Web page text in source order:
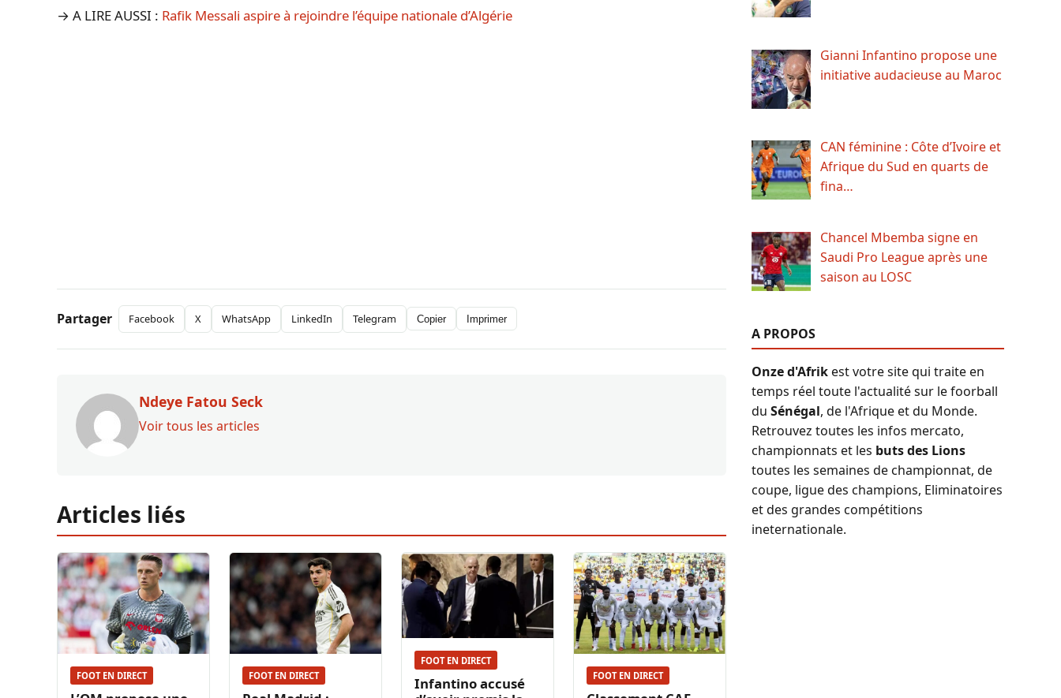
→ A LIRE AUSSI : Rafik Messali aspire à rejoindre l’équipe nationale d’Algérie
Partager Facebook X WhatsApp LinkedIn Telegram Copier Imprimer
Ndeye Fatou Seck
Voir tous les articles
Articles liés
FOOT EN DIRECT FOOT EN DIRECT
FOOT EN DIRECT
Infantino accusé
FOOT EN DIRECT
Gianni Infantino propose une
initiative audacieuse au Maroc
CAN féminine : Côte d’Ivoire et
Afrique du Sud en quarts de
fina…
Chancel Mbemba signe en
Saudi Pro League après une
saison au LOSC
A PROPOS
Onze d'Afrikest votre site qui traite en
temps réel toute l'actualité sur le foorball
du Sénégal, de l'Afrique et du Monde.
Retrouvez toutes les infos mercato,
championnats et les buts des Lions
toutes les semaines de championnat, de
coupe, ligue des champions, Eliminatoires
et des grandes compétitions
ineternationale.